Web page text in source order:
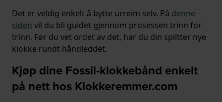
Det er veldig enkelt å bytte urreim selv. På denne
siden vil du bli guidet gjennom prosessen trinn for
trinn. Før du vet ordet av det, har du din splitter nye
klokke rundt håndleddet.
Kjøp dine Fossil-klokkebånd enkelt
på nett hos Klokkeremmer.com